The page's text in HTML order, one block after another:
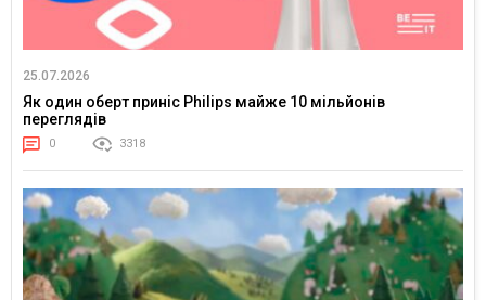
25.07.2026
Як один оберт приніс Philips майже 10 мільйонів
переглядів
0 3318